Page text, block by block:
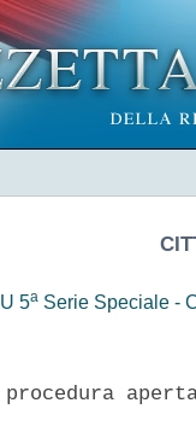
5a Serie Speciale -